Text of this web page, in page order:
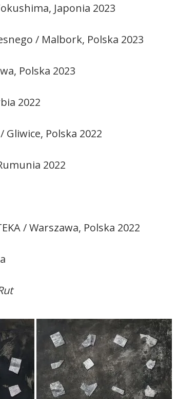
Japonia 2023
/ Malbork, Polska 2023
Polska 2023
2022
Polska 2022
2022
/ Warszawa, Polska 2022